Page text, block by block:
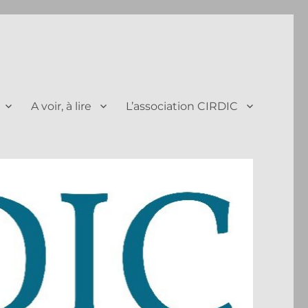
A voir, à lire L’association CIRDIC